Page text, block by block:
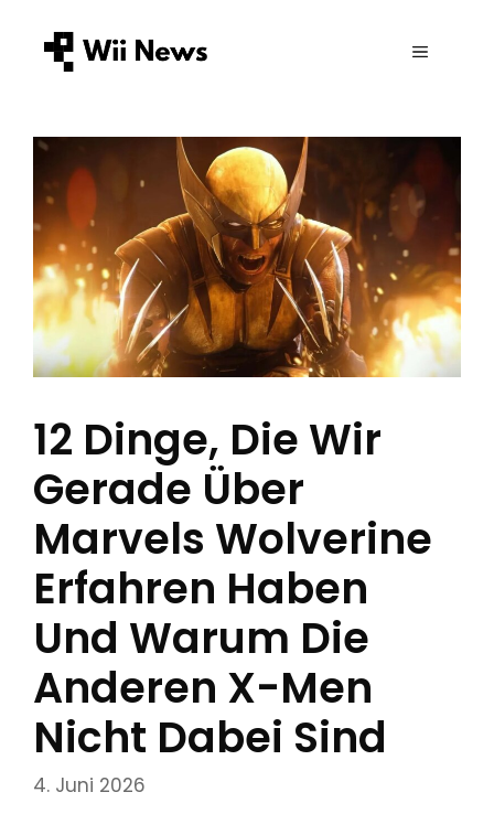
Inhalt
springen
MENÜ
12 Dinge, Die Wir
Gerade Über
Marvels Wolverine
Erfahren Haben
Und Warum Die
Anderen X-Men
Nicht Dabei Sind
4. Juni 2026